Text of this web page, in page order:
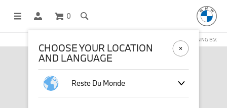
0
BOUTIQUE EN LIGNE GÉRÉE PAR STICHD SPORTSMERCHANDISING B.V.
CHOOSE YOUR LOCATION
AND LANGUAGE
Reste Du Monde